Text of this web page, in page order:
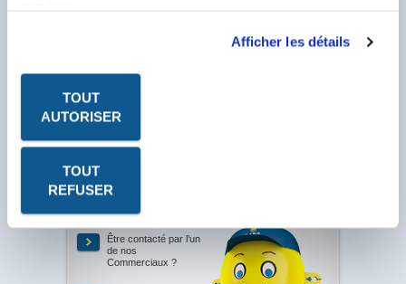
Afficher les détails
TOUT
AUTORISER
TOUT
REFUSER
Les fiches produits, les fiches de données de sécurité, les
le logiciel Acrobat Reader. Cliquez sur l'icône pour le
télécharger.
besoin
Être contacté par l’un
de nos
Commerciaux ?